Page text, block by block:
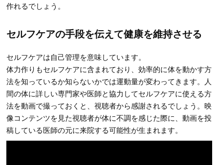
作れるでしょう。
セルフケアの手段を伝えて健康を維持させる
セルフケアは自己管理を意味しています。
体力作りもセルフケアに含まれており、効率的に体を動かす方
法を知っているか知らないかでは運動量が変わってきます。人
間の体に詳しい専門家や医師と協力してセルフケアに使える方
法を動画で撮っておくと、視聴者から感謝されるでしょう。映
像コンテンツを見た視聴者が体に不調を感じた際に、動画を投
稿している医師の元に来院する可能性が生まれます。